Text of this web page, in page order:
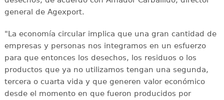
general de Agexport.
"La economía circular implica que una gran cantidad de
empresas y personas nos integramos en un esfuerzo
para que entonces los desechos, los residuos o los
productos que ya no utilizamos tengan una segunda,
tercera o cuarta vida y que generen valor económico
desde el momento en que fueron producidos por